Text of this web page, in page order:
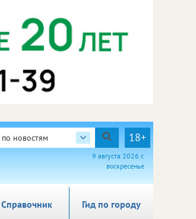
по новостям 18+
9 августа 2026 г.
воскресенье
Справочник Гид по городу